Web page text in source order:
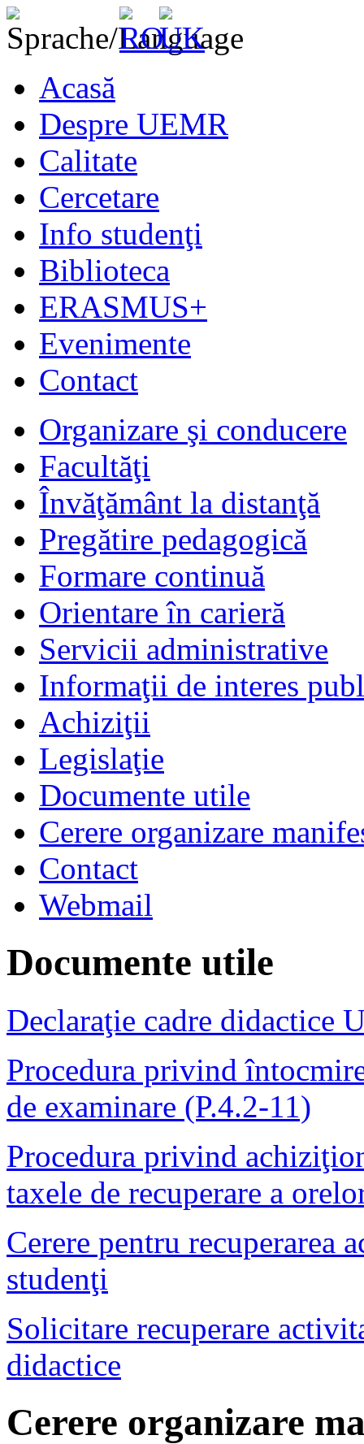
Acasă
Despre UEMR
Calitate
Cercetare
Info studenţi
Biblioteca
ERASMUS+
Evenimente
Contact
Organizare şi conducere
Facultăţi
Învăţământ la distanţă
Pregătire pedagogică
Formare continuă
Orientare în carieră
Servicii administrative
Informaţii de interes
Achiziţii
Legislaţie
Documente utile
Cerere organizare
Contact
Webmail
Documente utile
Declaraţie cadre didactice
Procedura privind
de examinare (P.4.2-11)
Procedura privind
taxele de recuperare a
Cerere pentru recuperarea
studenţi
Solicitare recuperare
didactice
Cerere organizare